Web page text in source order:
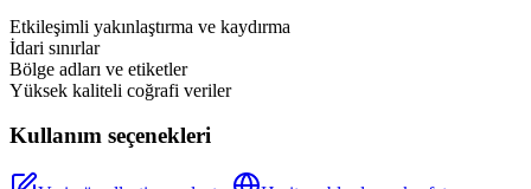
−
Etkileşimli yakınlaştırma ve kaydırma
İdari sınırlar
Bölge adları ve etiketler
Yüksek kaliteli coğrafi veriler
Kullanım seçenekleri